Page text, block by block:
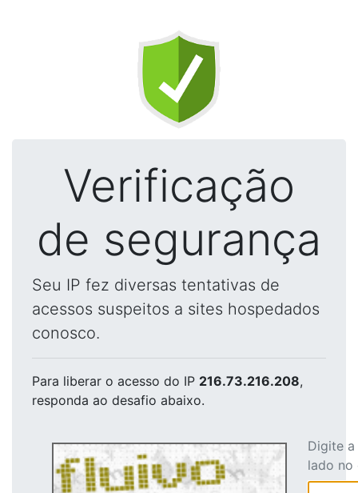
Verificação
de segurança
Seu IP fez diversas tentativas de
acessos suspeitos a sites hospedados
conosco.
Para liberar o acesso do IP 216.73.216.208,
responda ao desafio abaixo.
Digite
lado no